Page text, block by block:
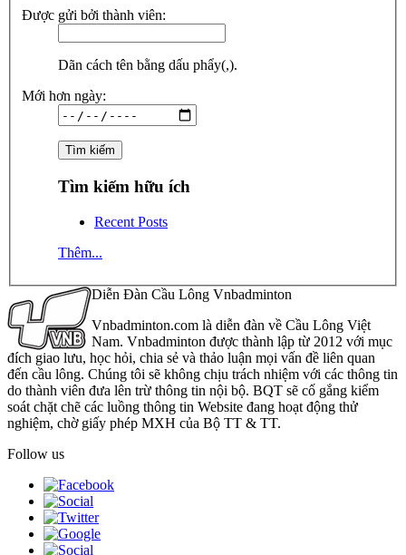
Được gửi bởi thành viên:
Dãn cách tên bằng dấu phẩy(,).
Mới hơn ngày:
Tìm kiếm hữu ích
Recent Posts
Thêm...
Diễn Đàn Cầu Lông Vnbadminton
Vnbadminton.com là diễn đàn về Cầu Lông Việt
Nam. Vnbadminton được thành lập từ 2012 với mục
đích giao lưu, học hỏi, chia sẻ và thảo luận mọi vấn đề liên quan
đến cầu lông. Chúng tôi sẽ không chịu trách nhiệm với các thông tin
do thành viên đưa lên trừ thông tin nội bộ. BQT sẽ cố gắng kiểm
soát chặt chẽ các luồng thông tin Website đang hoạt động thử
nghiệm, chờ giấy phép MXH của Bộ TT & TT.
Follow us